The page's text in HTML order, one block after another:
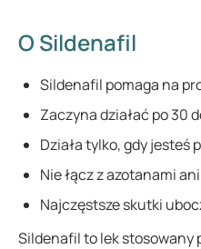
O Sildenafil
Sildenafil pomaga na
Zaczyna działać po 30
Działa tylko, gdy jesteś
Nie łącz z azotanami
Najczęstsze skutki
Sildenafil to lek stosowany